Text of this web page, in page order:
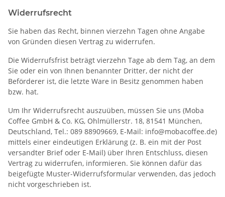
Widerrufsrecht
Sie haben das Recht, binnen vierzehn Tagen ohne Angabe
von Gründen diesen Vertrag zu widerrufen.
Die Widerrufsfrist beträgt vierzehn Tage ab dem Tag, an dem
Sie oder ein von Ihnen benannter Dritter, der nicht der
Beförderer ist, die letzte Ware in Besitz genommen haben
bzw. hat.
Um Ihr Widerrufsrecht auszuüben, müssen Sie uns (Moba
Coffee GmbH & Co. KG, Ohlmüllerstr. 18, 81541 München,
Deutschland, Tel.: 089 88909669, E-Mail: info@mobacoffee.de)
mittels einer eindeutigen Erklärung (z. B. ein mit der Post
versandter Brief oder E-Mail) über Ihren Entschluss, diesen
Vertrag zu widerrufen, informieren. Sie können dafür das
beigefügte Muster-Widerrufsformular verwenden, das jedoch
nicht vorgeschrieben ist.